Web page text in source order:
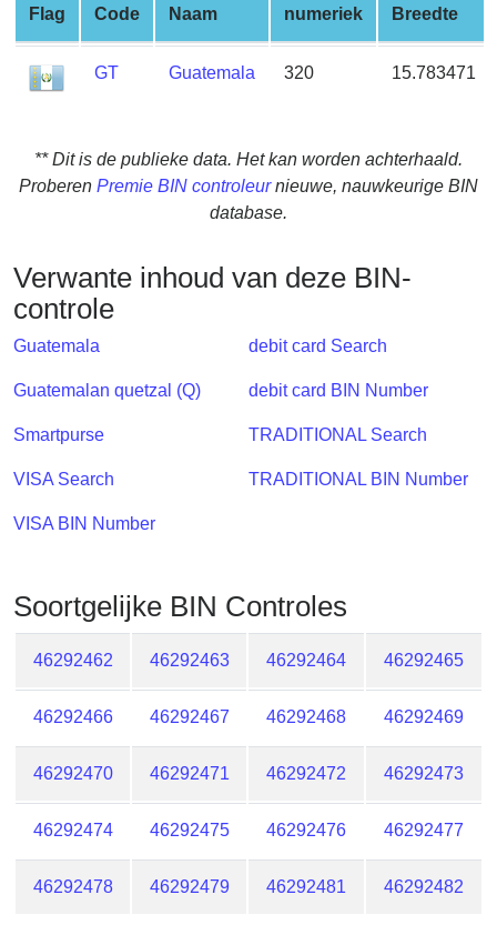
Credit
Card
Checker
Service
What
is
Address
?
IP
Lookup
IP
Checker
/
Flag Code Naam numeriek Breedte
GT Guatemala 320 15.783471
** Dit is de publieke data. Het kan worden achterhaald.
Proberen Premie BIN controleurnieuwe, nauwkeurige BIN
database.
Verwante inhoud van deze BIN-
controle
Guatemala
Guatemalan quetzal (Q)
Smartpurse
VISA Search
VISA BIN Number
debit card Search
debit card BIN Number
TRADITIONAL Search
TRADITIONAL BIN Number
Soortgelijke BIN Controles
46292462 46292463 46292464 46292465
46292466 46292467 46292468 46292469
46292470 46292471 46292472 46292473
46292474 46292475 46292476 46292477
46292478 46292479 46292481 46292482